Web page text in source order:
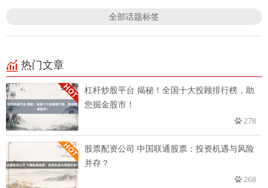
全部话题标签
热门文章
杠杆炒股平台 揭秘！全国十大投顾排行榜，助
您掘金股市！
278
股票配资公司 中国联通股票：投资机遇与风险
并存？
268